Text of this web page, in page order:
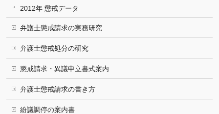
2012年 懲戒データ
弁護士懲戒請求の実務研究
弁護士懲戒処分の研究
懲戒請求・異議申立書式案内
弁護士懲戒請求の書き方
紛議調停の案内書